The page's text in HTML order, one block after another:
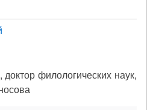
филологических наук,